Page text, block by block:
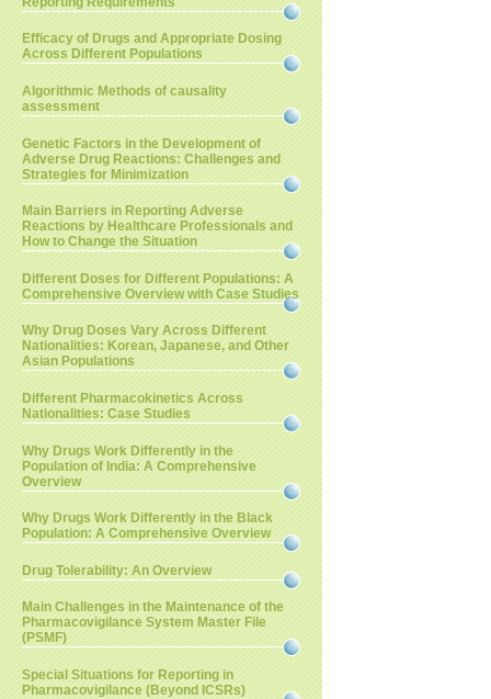
Efficacy of Drugs and Appropriate Dosing
Across Different Populations
Algorithmic Methods of causality
assessment
Genetic Factors in the Development of
Adverse Drug Reactions: Challenges and
Strategies for Minimization
Main Barriers in Reporting Adverse
Reactions by Healthcare Professionals and
How to Change the Situation
Different Doses for Different Populations: A
Comprehensive Overview with Case Studies
Why Drug Doses Vary Across Different
Nationalities: Korean, Japanese, and Other
Asian Populations
Different Pharmacokinetics Across
Nationalities: Case Studies
Why Drugs Work Differently in the
Population of India: A Comprehensive
Overview
Why Drugs Work Differently in the Black
Population: A Comprehensive Overview
Drug Tolerability: An Overview
Main Challenges in the Maintenance of the
Pharmacovigilance System Master File
(PSMF)
Special Situations for Reporting in
Pharmacovigilance (Beyond ICSRs)